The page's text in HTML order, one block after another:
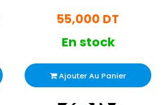
55,000 DT
En stock
Ajouter Au Panier